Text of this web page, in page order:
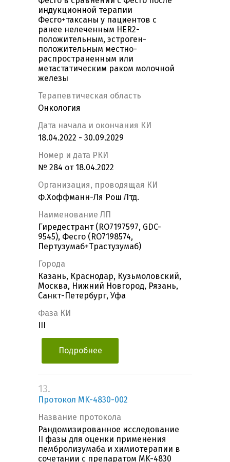
индукционной терапии
Фесго+таксаны у пациентов с
ранее нелеченным HER2-
положительным, эстроген-
положительным местно-
распространенным или
метастатическим раком молочной
железы
Терапевтическая область
Онкология
Дата начала и окончания КИ
18.04.2022 - 30.09.2029
Номер и дата РКИ
№ 284 от 18.04.2022
Организация, проводящая КИ
Ф.Хоффманн-Ля Рош Лтд.
Наименование ЛП
Гиредестрант (RO7197597, GDC-
9545), Фесго (RO7198574,
Пертузумаб+Трастузумаб)
Города
Казань, Краснодар, Кузьмоловский,
Москва, Нижний Новгород, Рязань,
Санкт-Петербург, Уфа
Фаза КИ
Подробнее
13.
Протокол MK-4830-002
Название протокола
Рандомизированное исследование
II фазы для оценки применения
пембролизумаба и химиотерапии в
сочетании с препаратом MK-4830